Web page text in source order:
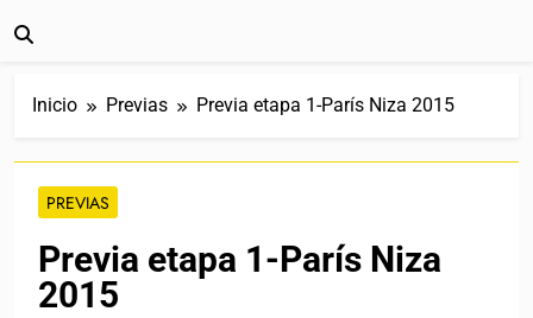
Inicio Previas Previa etapa 1-París Niza 2015
PREVIAS
Previa etapa 1-París Niza
2015